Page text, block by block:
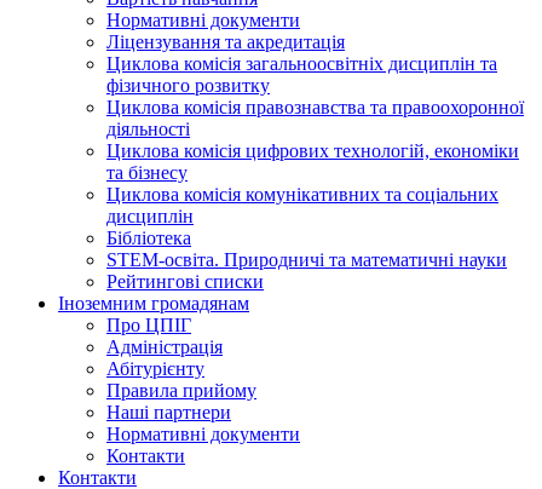
Нормативні документи
Ліцензування та акредитація
Циклова комісія загальноосвітніх дисциплін та
фізичного розвитку
Циклова комісія правознавства та правоохоронної
діяльності
Циклова комісія цифрових технологій, економіки
та бізнесу
Циклова комісія комунікативних та соціальних
дисциплін
Бібліотека
STEM-освіта. Природничі та математичні науки
Рейтингові списки
Іноземним громадянам
Про ЦПІГ
Адміністрація
Абітурієнту
Правила прийому
Наші партнери
Нормативні документи
Контакти
Контакти